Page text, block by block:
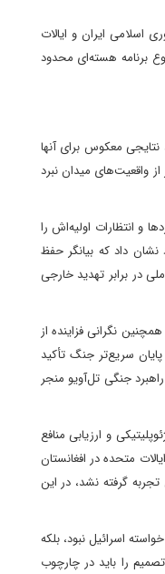
اسلامی ایران و ایالات
برنامه هسته‌ای محدود
نتایجی معکوس برای آنها
واقعیت‌های میدان نبرد
و انتظارات اولیه‌اش را
داد که بیانگر حفظ
در برابر تهدید خارجی
نگرانی فزاینده از
سریع‌تر جنگ تأکید
جنگی تل‌آویو منجر
و ارزیابی منافع
متحده در افغانستان
گرفته نشد، در این
اسرائیل نبود، بلکه
را باید در چارچوب